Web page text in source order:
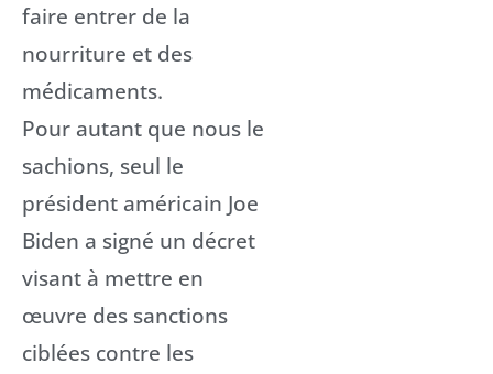
faire entrer de la
nourriture et des
médicaments.
Pour autant que nous le
sachions, seul le
président américain Joe
Biden a signé un décret
visant à mettre en
œuvre des sanctions
ciblées contre les